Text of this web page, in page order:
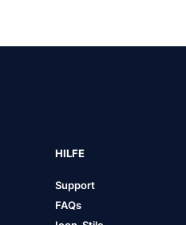
HILFE
Support
FAQs